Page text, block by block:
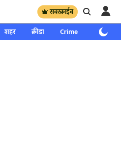
सबस्क्राईब
शहर क्रीडा Crime साप्ताहिक